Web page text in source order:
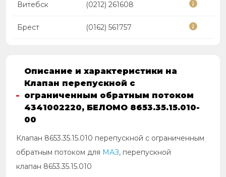
Витебск (0212) 261608
Брест (0162) 561757
Описание и характеристики на
Клапан перепускной с
ограниченным обратным потоком
4341002220, БЕЛОМО 8653.35.15.010-
00
Клапан 8653.35.15.010 перепускной с ограниченным
обратным потоком для МАЗ, перепускной
клапан 8653.35.15.010